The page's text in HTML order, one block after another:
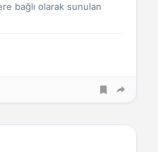
bağlı olarak sunulan